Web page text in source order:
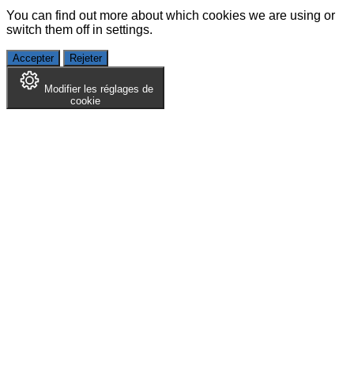
You can find out more about which cookies we are using or
switch them off in settings.
Accepter Rejeter
Modifier les réglages de
cookie